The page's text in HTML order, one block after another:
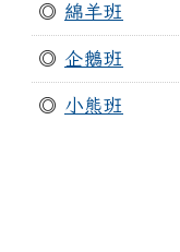
◎ 綿羊班
◎ 企鵝班
◎ 小熊班